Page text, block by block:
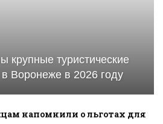
крупные туристические
Воронеже в 2026 году
напомнили о льготах для